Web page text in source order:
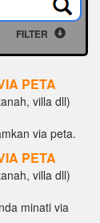
FILTER
PETA
villa dll)
via peta.
PETA
villa dll)
minati via